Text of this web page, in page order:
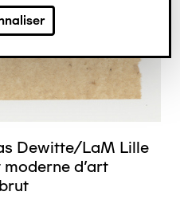
Dewitte/LaM Lille
d’art